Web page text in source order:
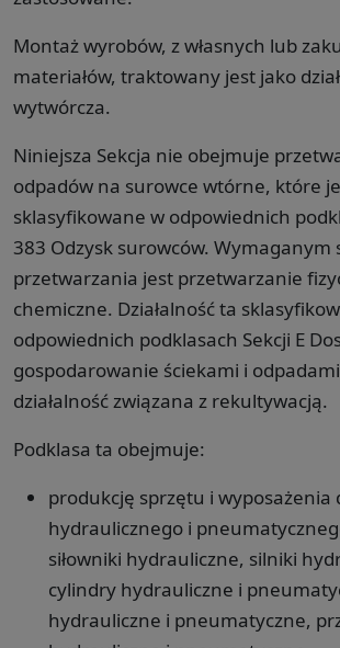
Montaż wyrobów, z własnych lub
materiałów, traktowany jest jako
wytwórcza.
Niniejsza Sekcja nie obejmuje
odpadów na surowce wtórne, które
sklasyfikowane w odpowiednich
383 Odzysk surowców. Wymaganym
przetwarzania jest przetwarzanie
chemiczne. Działalność ta
odpowiednich podklasach Sekcji E
gospodarowanie ściekami i
działalność związana z rekultywacją.
Podklasa ta obejmuje:
produkcję sprzętu i wyposażenia
hydraulicznego i
siłowniki hydrauliczne, silniki
cylindry hydrauliczne i
hydrauliczne i pneumatyczne,